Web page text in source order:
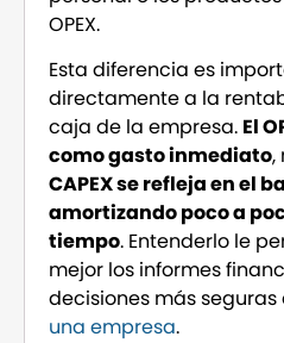
OPEX.
Esta diferencia es
directamente a la
caja de la empresa. El
como gasto inmediato,
CAPEX se refleja en el
amortizando poco a
tiempo. Entenderlo le
mejor los informes
decisiones más
una empresa.